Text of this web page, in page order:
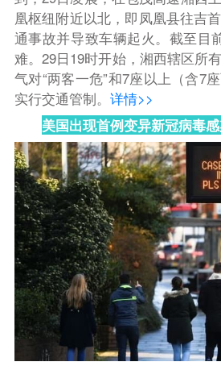
凰枢纽附近以北，即凤凰县往吉
通事故并导致车辆起火。截至目
难。29日19时开始，湘西辖区所
气对“两客一危”和7座以上（含7
实行交通管制。 详情>>
美国出现首例变异新冠病毒